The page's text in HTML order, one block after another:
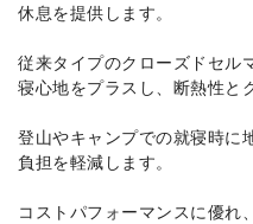
休息を提供します。
従来タイプのクローズドセル
寝心地をプラスし、断熱性と
登山やキャンプでの就寝時に
負担を軽減します。
コストパフォーマンスに優れ